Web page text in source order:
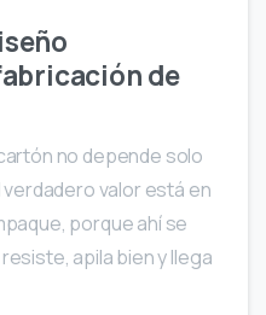
de
no depende solo
verdadero valor está en
porque ahí se
apila bien y llega